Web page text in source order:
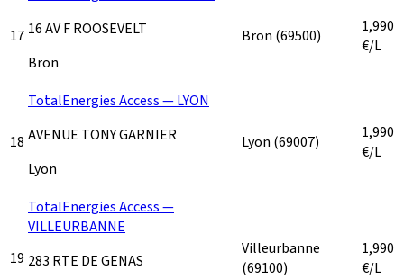
17 16 AV F ROOSEVELT
Bron
Bron (69500)
1,990
€/L
18
TotalEnergies Access — LYON
AVENUE TONY GARNIER
Lyon
Lyon (69007)
1,990
€/L
19
TotalEnergies Access —
VILLEURBANNE
283 RTE DE GENAS
Villeurbanne
(69100)
1,990
€/L